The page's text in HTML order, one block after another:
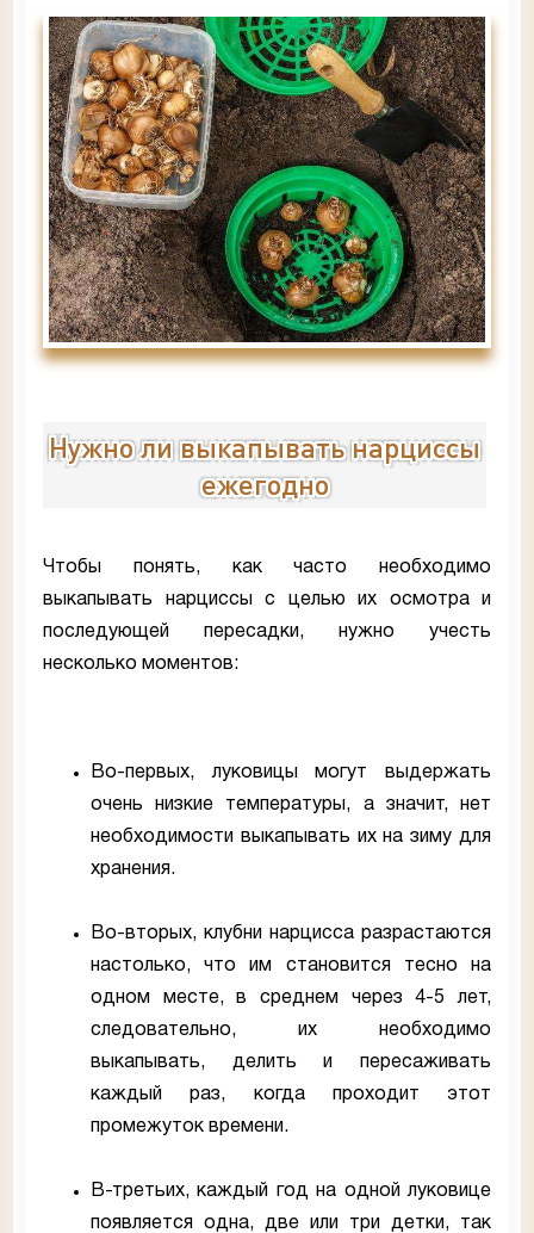
Нужно ли выкапывать нарциссы
ежегодно
Чтобы понять, как часто необходимо
выкапывать нарциссы с целью их осмотра и
последующей пересадки, нужно учесть
несколько моментов:
Во-первых, луковицы могут выдержать
очень низкие температуры, а значит, нет
необходимости выкапывать их на зиму для
хранения.
Во-вторых, клубни нарцисса разрастаются
настолько, что им становится тесно на
одном месте, в среднем через 4-5 лет,
следовательно, их необходимо
выкапывать, делить и пересаживать
каждый раз, когда проходит этот
промежуток времени.
В-третьих, каждый год на одной луковице
появляется одна, две или три детки, так